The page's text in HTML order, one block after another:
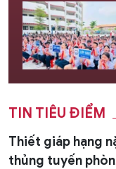
TIN TIÊU ĐIỂM
Thiết giáp hạng
thủng tuyến